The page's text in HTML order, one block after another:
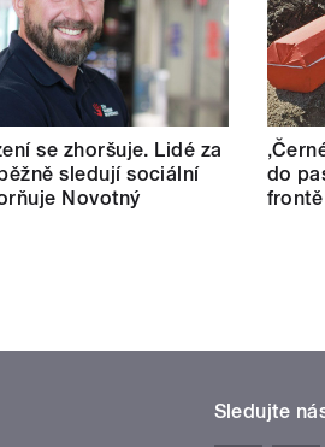
se zhoršuje. Lidé za
sledují sociální
Novotný
do
Sledujte